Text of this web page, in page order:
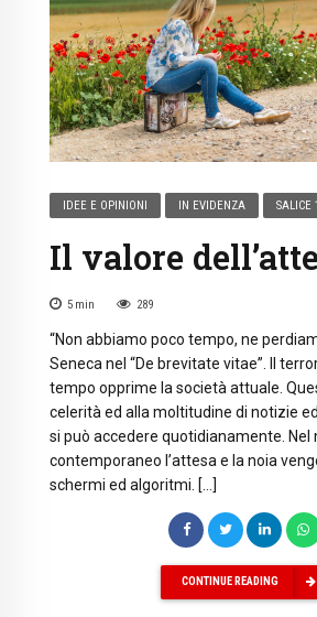
IDEE E OPINIONI IN EVIDENZA SALICE
Il valore
5 min 289
“Non abbiamo poco tempo, ne
Seneca nel “De brevitate vitae”. Il
tempo opprime la società attuale.
celerità ed alla moltitudine di notizie
si può accedere quotidianamente. Nel
contemporaneo l’attesa e la noia
schermi ed algoritmi. […]
CONTINUE READING